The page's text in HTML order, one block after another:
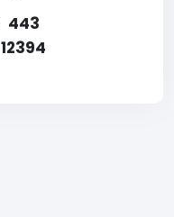
443
12394